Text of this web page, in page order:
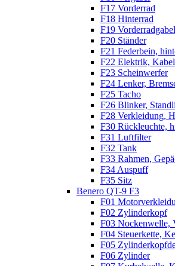
F17 Vorderrad
F18 Hinterrad
F19 Vorderradgabel
F20 Ständer
F21 Federbein,
F22 Elektrik,
F23 Scheinwerfer
F24 Lenker,
F25 Tacho
F26 Blinker,
F28 Verkleidung,
F30 Rückleuchte,
F31 Luftfilter
F32 Tank
F33 Rahmen,
F34 Auspuff
F35 Sitz
Benero QT-9 F3
F01
F02 Zylinderkopf
F03 Nockenwelle,
F04 Steuerkette,
F05
F06 Zylinder